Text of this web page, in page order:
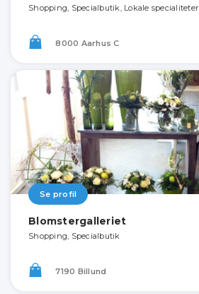
Shopping, Specialbutik, Lokale specialiteter
8000 Aarhus C
Se profil
Blomstergalleriet
Shopping, Specialbutik
7190 Billund